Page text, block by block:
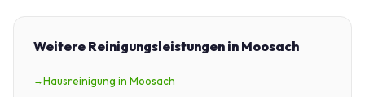
Weitere Reinigungsleistungen in Moosach
Hausreinigung in Moosach